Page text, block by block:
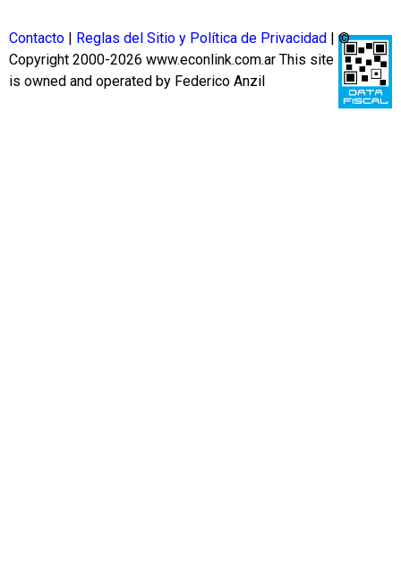
Contacto Reglas del Sitio y Política de Privacidad
| ©
Copyright 2000-2026 www.econlink.com.ar This site
is owned and operated by Federico Anzil